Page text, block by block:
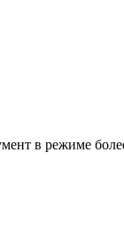
в режиме